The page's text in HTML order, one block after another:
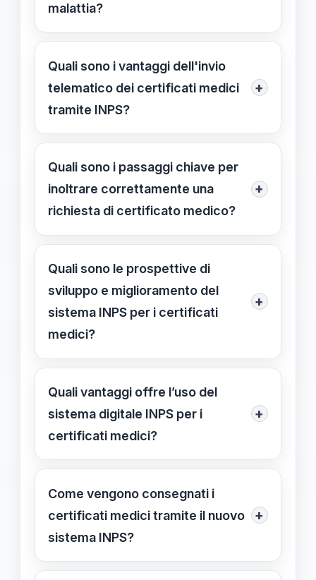
automatizzate.
malattia?
Accesso al portale INPS, selezione
“Crea Smart-Task”, compilazione
automatica dei dati e indicazione
PEC, poi invio e monitoraggio della
Quali sono i vantaggi dell'invio
telematico dei certificati medici
tramite INPS?
+
Risparmia tempo, garantisce
consegna rapida e sicura tramite
PEC, riduce errori con procedure
automatizzate e migliora la
Quali sono i passaggi chiave per
inoltrare correttamente una
richiesta di certificato medico?
+
Accesso a INPS, selezione “Crea
Smart-Task”, compilazione
automatica dei dati, indicazione PEC,
scelta delle posizioni contributive,
verifica, invio e monitoraggio stato.
Quali sono le prospettive di
sviluppo e miglioramento del
sistema INPS per i certificati
medici?
+
Previsti miglioramenti nell’interfaccia
utente, integrazioni con altri sistemi,
notifiche personalizzate e funzioni di
automazione per semplificare
Quali vantaggi offre l’uso del
sistema digitale INPS per i
certificati medici?
+
Accelera le operazioni, aumenta la
tracciabilità, garantisce
comunicazioni più sicure e rende più
semplice l’accesso alle certificazioni
Come vengono consegnati i
certificati medici tramite il nuovo
sistema INPS?
+
I certificati vengono inviati in modo